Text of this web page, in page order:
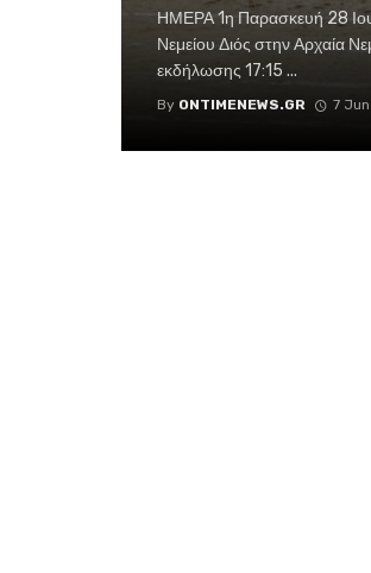
ΗΜΕΡΑ 1η Παρασκευή 28
Νεμείου Διός στην Αρχαία
εκδήλωσης 17:15 ...
By ONTIMENEWS.GR 7